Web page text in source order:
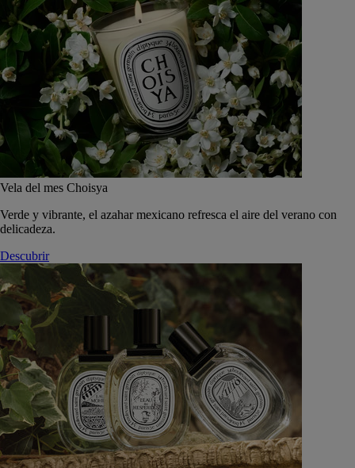
Vela del mes Choisya
Verde y vibrante, el azahar mexicano refresca el aire del verano con
delicadeza.
Descubrir